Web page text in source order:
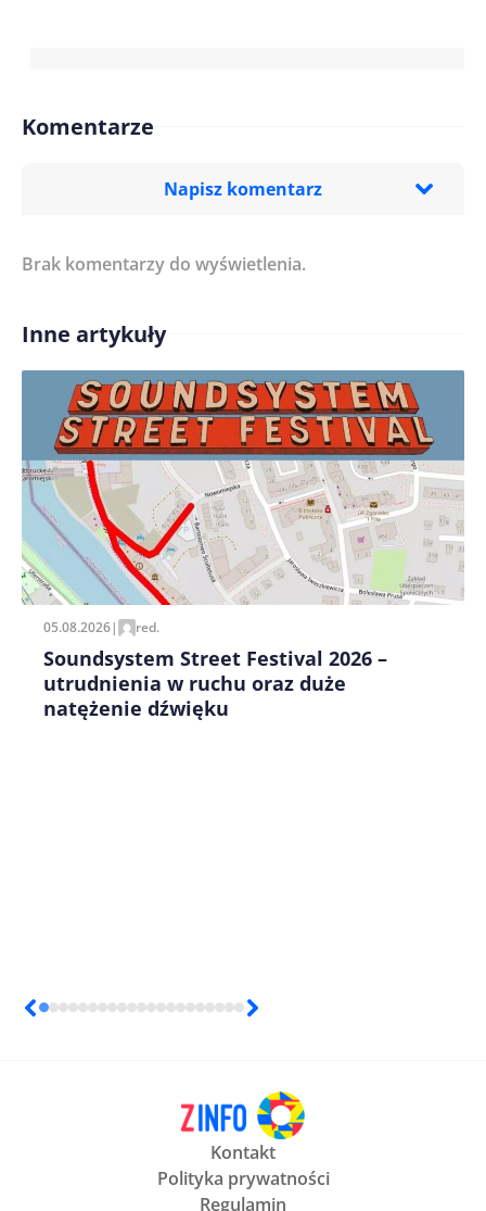
Komentarze
Napisz komentarz
Treść komentarza*
Imię/ Nick*
Zapamiętaj moje dane w tej przeglądarce podczas
pisania kolejnych komentarzy.
Brak komentarzy do wyświetlenia.
Inne artykuły
05.08.2026| red.
Soundsystem Street Festival 2026 –
utrudnienia w ruchu oraz duże
natężenie dźwięku
Kontakt
Polityka prywatności
Regulamin